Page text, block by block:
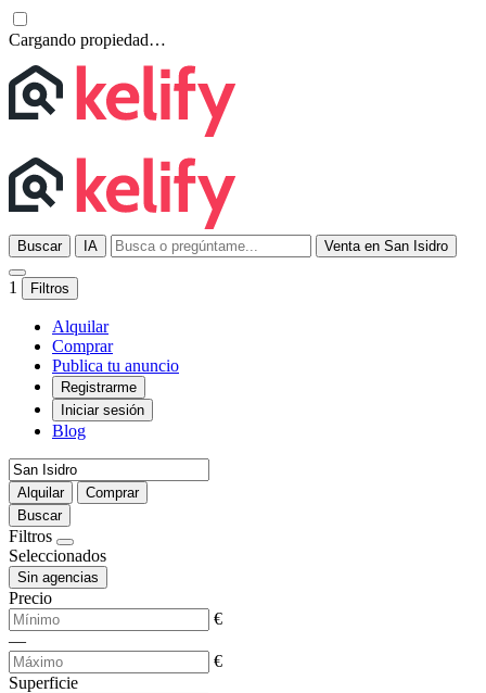
Cargando propiedad…
Buscar IA Venta en San Isidro
1 Filtros
Alquilar
Comprar
Publica tu anuncio
Registrarme
Iniciar sesión
Blog
Alquilar
Comprar
Buscar
Filtros
Seleccionados
Sin agencias
Precio
€
—
€
Superficie